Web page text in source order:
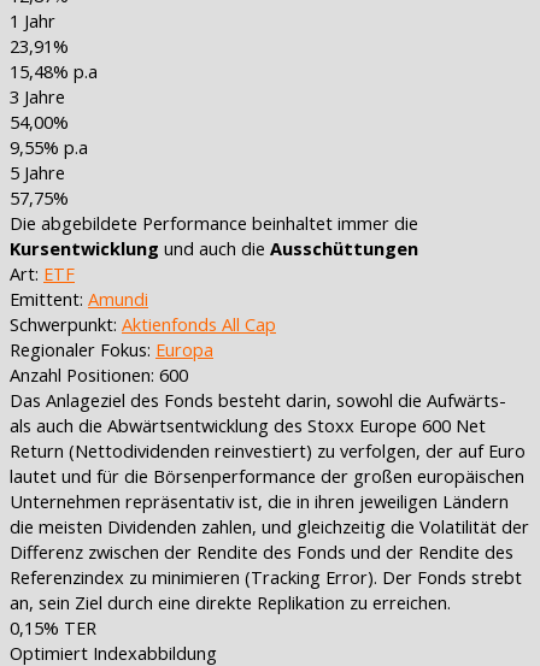
1 Jahr
23,91%
15,48% p.a
3 Jahre
54,00%
9,55% p.a
5 Jahre
57,75%
Die abgebildete Performance beinhaltet immer die
Kursentwicklung und auch die Ausschüttungen
Art: ETF
Emittent: Amundi
Schwerpunkt: Aktienfonds All Cap
Regionaler Fokus: Europa
Anzahl Positionen: 600
Das Anlageziel des Fonds besteht darin, sowohl die Aufwärts-
als auch die Abwärtsentwicklung des Stoxx Europe 600 Net
Return (Nettodividenden reinvestiert) zu verfolgen, der auf Euro
lautet und für die Börsenperformance der großen europäischen
Unternehmen repräsentativ ist, die in ihren jeweiligen Ländern
die meisten Dividenden zahlen, und gleichzeitig die Volatilität der
Differenz zwischen der Rendite des Fonds und der Rendite des
Referenzindex zu minimieren (Tracking Error). Der Fonds strebt
an, sein Ziel durch eine direkte Replikation zu erreichen.
0,15% TER
Optimiert Indexabbildung